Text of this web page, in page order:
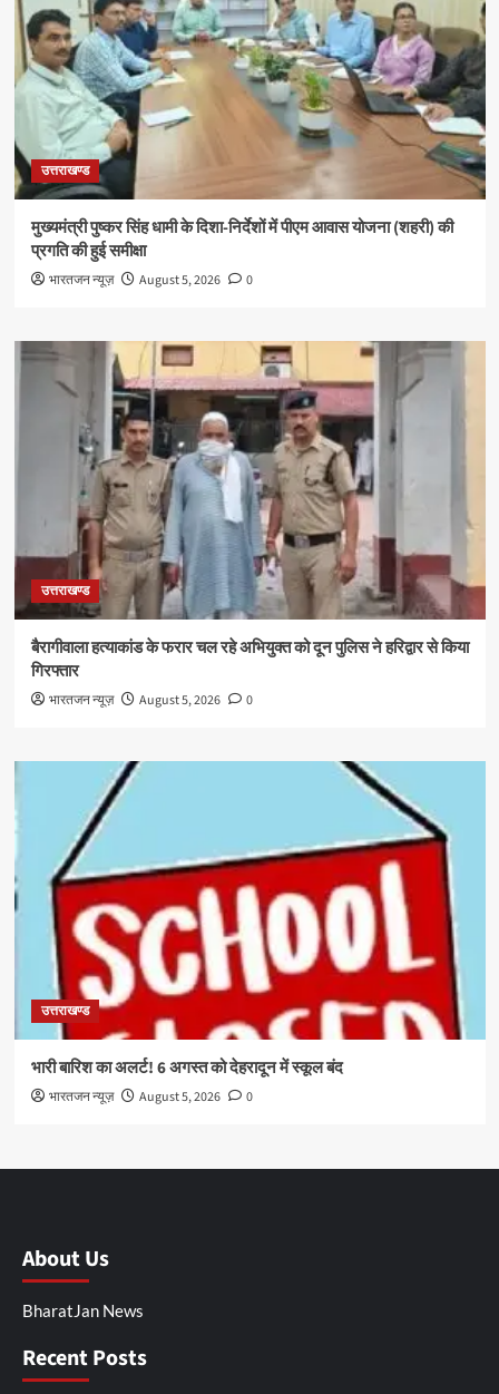
उत्तराखण्ड
मुख्यमंत्री पुष्कर सिंह धामी के दिशा-निर्देशों में पीएम आवास योजना (शहरी) की
प्रगति की हुई समीक्षा
भारतजन न्यूज़ August 5, 2026 0
उत्तराखण्ड
बैरागीवाला हत्याकांड के फरार चल रहे अभियुक्त को दून पुलिस ने हरिद्वार से किया
गिरफ्तार
भारतजन न्यूज़ August 5, 2026 0
उत्तराखण्ड
भारी बारिश का अलर्ट! 6 अगस्त को देहरादून में स्कूल बंद
भारतजन न्यूज़ August 5, 2026 0
About Us
BharatJan News
Recent Posts